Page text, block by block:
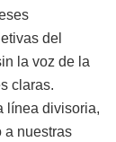
del
la voz de la
claras.
línea divisoria,
a nuestras